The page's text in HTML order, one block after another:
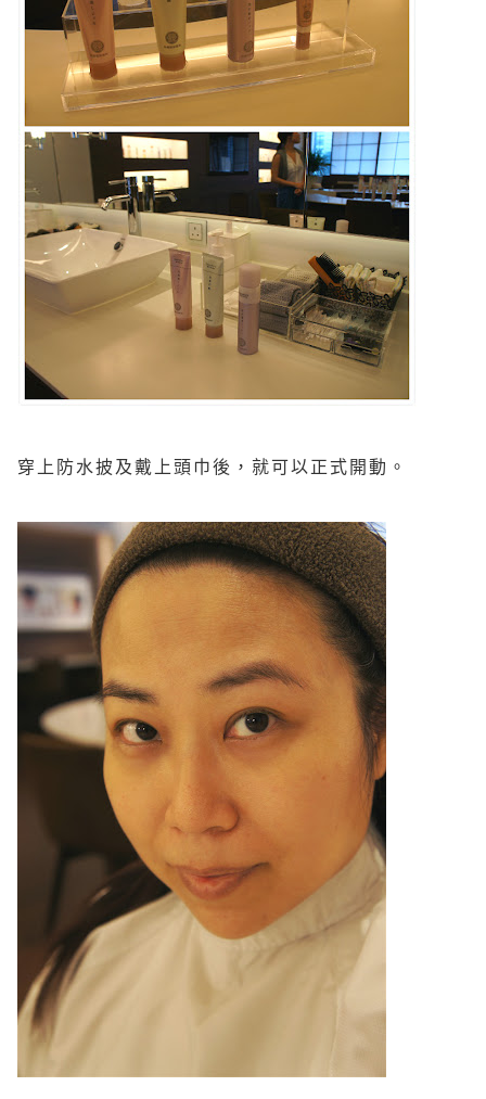
穿上防水披及戴上頭巾後，就可以正式開動。